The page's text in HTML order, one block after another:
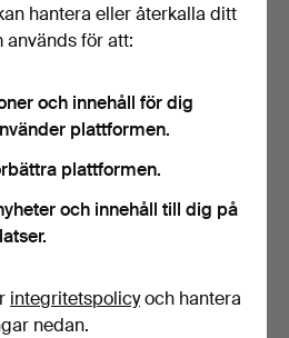
KISTA I EK, SENT 1600-
Klubbades 1 jul 2026
8 bud
hantera eller återkalla ditt
används för att:
och innehåll för dig
plattformen.
plattformen.
och innehåll till dig på
integritetspolicyoch hantera
nedan.